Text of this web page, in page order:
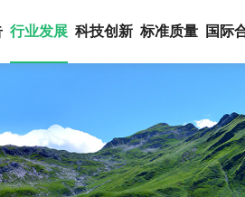
行业发展 科技创新 标准质量 国际